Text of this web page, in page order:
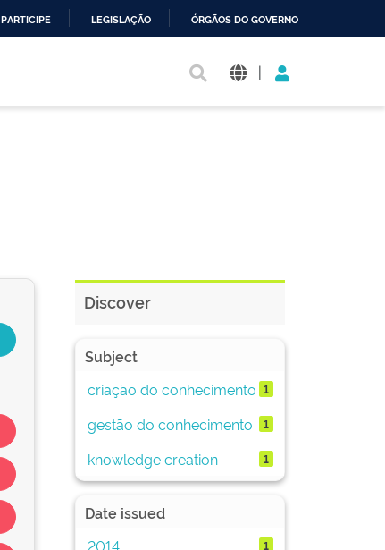
PARTICIPE LEGISLAÇÃO ÓRGÃOS DO GOVERNO
|
Discover
Subject
criação do conhecimento 1
gestão do conhecimento 1
knowledge creation 1
Date issued
2014
1